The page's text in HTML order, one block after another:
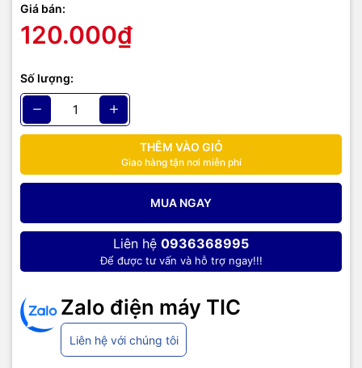
Giá bán:
120.000₫
Số lượng:
THÊM VÀO GIỎ
Giao hàng tận nơi miễn phí
MUA NGAY
Liên hệ 0936368995
Để được tư vấn và hỗ trợ ngay!!!
Zalo điện máy TIC
Liên hệ với chúng tôi